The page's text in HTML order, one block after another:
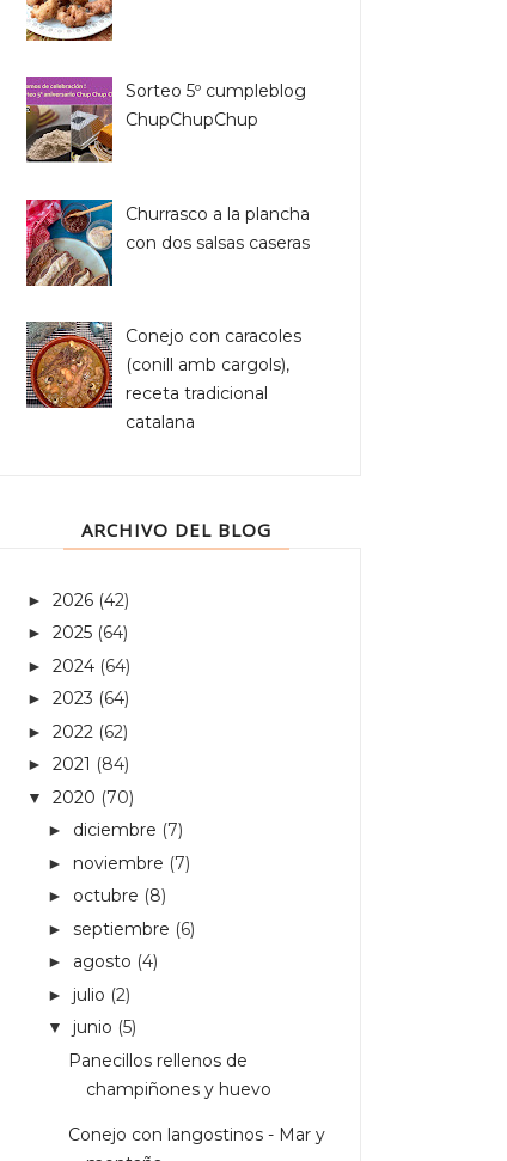
Sorteo 5º cumpleblog
ChupChupChup
Churrasco a la plancha
con dos salsas caseras
Conejo con caracoles
(conill amb cargols),
receta tradicional
catalana
ARCHIVO DEL BLOG
► 2026 (42)
► 2025 (64)
► 2024 (64)
► 2023 (64)
► 2022 (62)
► 2021 (84)
▼ 2020 (70)
► diciembre (7)
► noviembre (7)
► octubre (8)
► septiembre (6)
► agosto (4)
► julio (2)
▼ junio (5)
Panecillos rellenos de
champiñones y huevo
Conejo con langostinos - Mar y